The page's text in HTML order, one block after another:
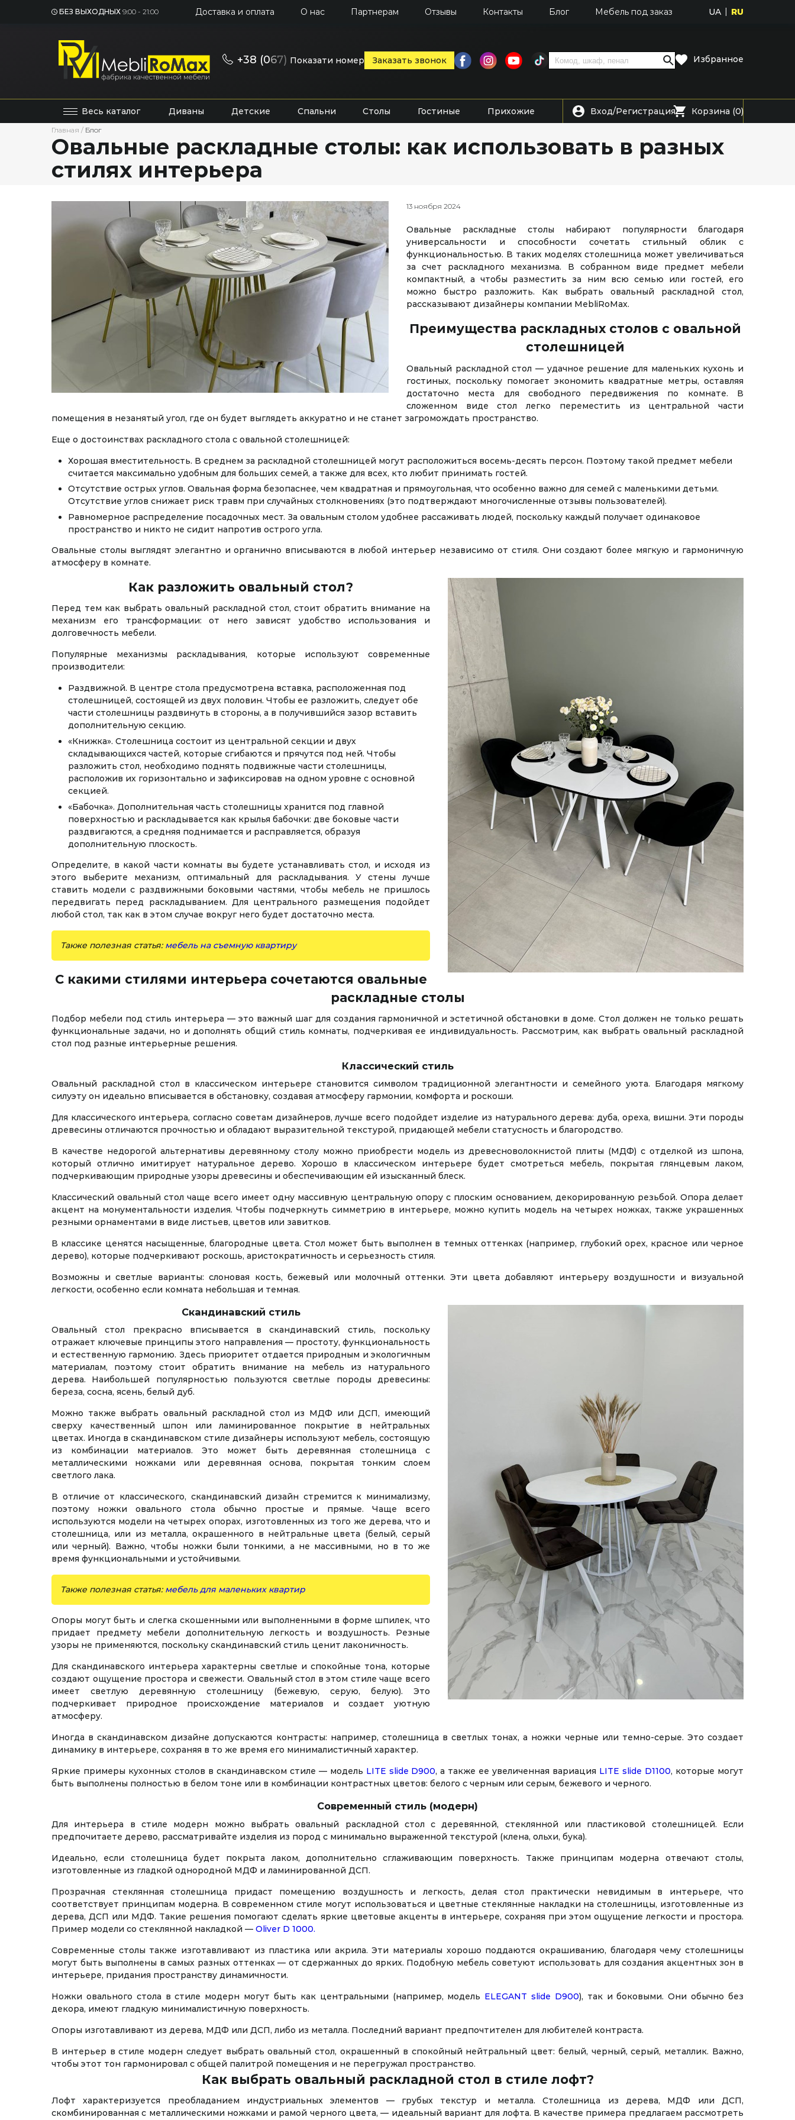
БЕЗ ВЫХОДНЫХ 9:00 - 21:00 Доставка и оплата О нас Партнерам Отзывы Контакты Блог Мебель под заказ UA RU
+38 (067) Показати номер Заказать звонок Избранное
Весь каталог Диваны Детские Спальни Столы Гостиные Прихожие Вход/Регистрация Корзина (0)
Главная / Блог
Овальные раскладные столы: как использовать в разных
стилях интерьера
13 ноября 2024
Овальные раскладные столы набирают популярности благодаря
универсальности и способности сочетать стильный облик с
функциональностью. В таких моделях столешница может увеличиваться
за счет раскладного механизма. В собранном виде предмет мебели
компактный, а чтобы разместить за ним всю семью или гостей, его
можно быстро разложить. Как выбрать овальный раскладной стол,
рассказывают дизайнеры компании MebliRoMax.
Преимущества раскладных столов с овальной
столешницей
Овальный раскладной стол — удачное решение для маленьких кухонь и
гостиных, поскольку помогает экономить квадратные метры, оставляя
достаточно места для свободного передвижения по комнате. В
сложенном виде стол легко переместить из центральной части
помещения в незанятый угол, где он будет выглядеть аккуратно и не станет загромождать пространство.
Еще о достоинствах раскладного стола с овальной столешницей:
Хорошая вместительность. В среднем за раскладной столешницей могут расположиться восемь-десять персон. Поэтому такой предмет мебели
считается максимально удобным для больших семей, а также для всех, кто любит принимать гостей.
Отсутствие острых углов. Овальная форма безопаснее, чем квадратная и прямоугольная, что особенно важно для семей с маленькими детьми.
Отсутствие углов снижает риск травм при случайных столкновениях (это подтверждают многочисленные отзывы пользователей).
Равномерное распределение посадочных мест. За овальным столом удобнее рассаживать людей, поскольку каждый получает одинаковое
пространство и никто не сидит напротив острого угла.
Овальные столы выглядят элегантно и органично вписываются в любой интерьер независимо от стиля. Они создают более мягкую и гармоничную
атмосферу в комнате.
Как разложить овальный стол?
Перед тем как выбрать овальный раскладной стол, стоит обратить внимание на
механизм его трансформации: от него зависят удобство использования и
долговечность мебели.
Популярные механизмы раскладывания, которые используют современные
производители:
Раздвижной. В центре стола предусмотрена вставка, расположенная под
столешницей, состоящей из двух половин. Чтобы ее разложить, следует обе
части столешницы раздвинуть в стороны, а в получившийся зазор вставить
дополнительную секцию.
«Книжка». Столешница состоит из центральной секции и двух
складывающихся частей, которые сгибаются и прячутся под ней. Чтобы
разложить стол, необходимо поднять подвижные части столешницы,
расположив их горизонтально и зафиксировав на одном уровне с основной
секцией.
«Бабочка». Дополнительная часть столешницы хранится под главной
поверхностью и раскладывается как крылья бабочки: две боковые части
раздвигаются, а средняя поднимается и расправляется, образуя
дополнительную плоскость.
Определите, в какой части комнаты вы будете устанавливать стол, и исходя из
этого выберите механизм, оптимальный для раскладывания. У стены лучше
ставить модели с раздвижными боковыми частями, чтобы мебель не пришлось
передвигать перед раскладыванием. Для центрального размещения подойдет
любой стол, так как в этом случае вокруг него будет достаточно места.
Также полезная статья: мебель на съемную квартиру
С какими стилями интерьера сочетаются овальные
раскладные столы
Подбор мебели под стиль интерьера — это важный шаг для создания гармоничной и эстетичной обстановки в доме. Стол должен не только решать
функциональные задачи, но и дополнять общий стиль комнаты, подчеркивая ее индивидуальность. Рассмотрим, как выбрать овальный раскладной
стол под разные интерьерные решения.
Классический стиль
Овальный раскладной стол в классическом интерьере становится символом традиционной элегантности и семейного уюта. Благодаря мягкому
силуэту он идеально вписывается в обстановку, создавая атмосферу гармонии, комфорта и роскоши.
Для классического интерьера, согласно советам дизайнеров, лучше всего подойдет изделие из натурального дерева: дуба, ореха, вишни. Эти породы
древесины отличаются прочностью и обладают выразительной текстурой, придающей мебели статусность и благородство.
В качестве недорогой альтернативы деревянному столу можно приобрести модель из древесноволокнистой плиты (МДФ) с отделкой из шпона,
который отлично имитирует натуральное дерево. Хорошо в классическом интерьере будет смотреться мебель, покрытая глянцевым лаком,
подчеркивающим природные узоры древесины и обеспечивающим ей изысканный блеск.
Классический овальный стол чаще всего имеет одну массивную центральную опору с плоским основанием, декорированную резьбой. Опора делает
акцент на монументальности изделия. Чтобы подчеркнуть симметрию в интерьере, можно купить модель на четырех ножках, также украшенных
резными орнаментами в виде листьев, цветов или завитков.
В классике ценятся насыщенные, благородные цвета. Стол может быть выполнен в темных оттенках (например, глубокий орех, красное или черное
дерево), которые подчеркивают роскошь, аристократичность и серьезность стиля.
Возможны и светлые варианты: слоновая кость, бежевый или молочный оттенки. Эти цвета добавляют интерьеру воздушности и визуальной
легкости, особенно если комната небольшая и темная.
Скандинавский стиль
Овальный стол прекрасно вписывается в скандинавский стиль, поскольку
отражает ключевые принципы этого направления — простоту, функциональность
и естественную гармонию. Здесь приоритет отдается природным и экологичным
материалам, поэтому стоит обратить внимание на мебель из натурального
дерева. Наибольшей популярностью пользуются светлые породы древесины:
береза, сосна, ясень, белый дуб.
Можно также выбрать овальный раскладной стол из МДФ или ДСП, имеющий
сверху качественный шпон или ламинированное покрытие в нейтральных
цветах. Иногда в скандинавском стиле дизайнеры используют мебель, состоящую
из комбинации материалов. Это может быть деревянная столешница с
металлическими ножками или деревянная основа, покрытая тонким слоем
светлого лака.
В отличие от классического, скандинавский дизайн стремится к минимализму,
поэтому ножки овального стола обычно простые и прямые. Чаще всего
используются модели на четырех опорах, изготовленных из того же дерева, что и
столешница, или из металла, окрашенного в нейтральные цвета (белый, серый
или черный). Важно, чтобы ножки были тонкими, а не массивными, но в то же
время функциональными и устойчивыми.
Также полезная статья: мебель для маленьких квартир
Опоры могут быть и слегка скошенными или выполненными в форме шпилек, что
придает предмету мебели дополнительную легкость и воздушность. Резные
узоры не применяются, поскольку скандинавский стиль ценит лаконичность.
Для скандинавского интерьера характерны светлые и спокойные тона, которые
создают ощущение простора и свежести. Овальный стол в этом стиле чаще всего
имеет светлую деревянную столешницу (бежевую, серую, белую). Это
подчеркивает природное происхождение материалов и создает уютную
атмосферу.
Иногда в скандинавском дизайне допускаются контрасты: например, столешница в светлых тонах, а ножки черные или темно-серые. Это создает
динамику в интерьере, сохраняя в то же время его минималистичный характер.
Яркие примеры кухонных столов в скандинавском стиле — модель LITE slide D900, а также ее увеличенная вариация LITE slide D1100, которые могут
быть выполнены полностью в белом тоне или в комбинации контрастных цветов: белого с черным или серым, бежевого и черного.
Современный стиль (модерн)
Для интерьера в стиле модерн можно выбрать овальный раскладной стол с деревянной, стеклянной или пластиковой столешницей. Если
предпочитаете дерево, рассматривайте изделия из пород с минимально выраженной текстурой (клена, ольхи, бука).
Идеально, если столешница будет покрыта лаком, дополнительно сглаживающим поверхность. Также принципам модерна отвечают столы,
изготовленные из гладкой однородной МДФ и ламинированной ДСП.
Прозрачная стеклянная столешница придаст помещению воздушность и легкость, делая стол практически невидимым в интерьере, что
соответствует принципам модерна. В современном стиле могут использоваться и цветные стеклянные накладки на столешницы, изготовленные из
дерева, ДСП или МДФ. Такие решения помогают сделать яркие цветовые акценты в интерьере, сохраняя при этом ощущение легкости и простора.
Пример модели со стеклянной накладкой — Oliver D 1000.
Современные столы также изготавливают из пластика или акрила. Эти материалы хорошо поддаются окрашиванию, благодаря чему столешницы
могут быть выполнены в самых разных оттенках — от сдержанных до ярких. Подобную мебель советуют использовать для создания акцентных зон в
интерьере, придания пространству динамичности.
Ножки овального стола в стиле модерн могут быть как центральными (например, модель ELEGANT slide D900), так и боковыми. Они обычно без
декора, имеют гладкую минималистичную поверхность.
Опоры изготавливают из дерева, МДФ или ДСП, либо из металла. Последний вариант предпочтителен для любителей контраста.
В интерьер в стиле модерн следует выбрать овальный стол, окрашенный в спокойный нейтральный цвет: белый, черный, серый, металлик. Важно,
чтобы этот тон гармонировал с общей палитрой помещения и не перегружал пространство.
Как выбрать овальный раскладной стол в стиле лофт?
Лофт характеризуется преобладанием индустриальных элементов — грубых текстур и металла. Столешница из дерева, МДФ или ДСП,
скомбинированная с металлическими ножками и рамой черного цвета, — идеальный вариант для лофта. В качестве примера предлагаем рассмотреть